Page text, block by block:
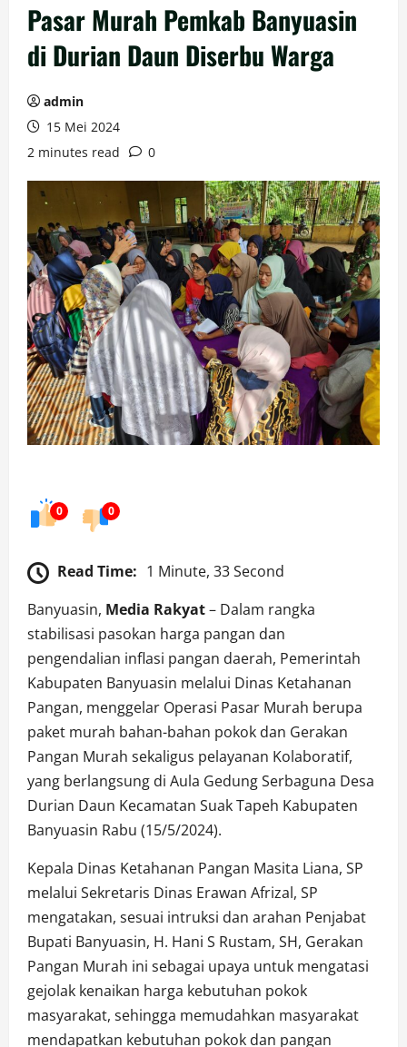
Pasar Murah Pemkab Banyuasin
di Durian Daun Diserbu Warga
admin
15 Mei 2024
2 minutes read
0
0 0
Read Time: 1 Minute, 33 Second
Banyuasin, Media Rakyat– Dalam rangka
stabilisasi pasokan harga pangan dan
pengendalian inflasi pangan daerah, Pemerintah
Kabupaten Banyuasin melalui Dinas Ketahanan
Pangan, menggelar Operasi Pasar Murah berupa
paket murah bahan-bahan pokok dan Gerakan
Pangan Murah sekaligus pelayanan Kolaboratif,
yang berlangsung di Aula Gedung Serbaguna Desa
Durian Daun Kecamatan Suak Tapeh Kabupaten
Banyuasin Rabu (15/5/2024).
Kepala Dinas Ketahanan Pangan Masita Liana, SP
melalui Sekretaris Dinas Erawan Afrizal, SP
mengatakan, sesuai intruksi dan arahan Penjabat
Bupati Banyuasin, H. Hani S Rustam, SH, Gerakan
Pangan Murah ini sebagai upaya untuk mengatasi
gejolak kenaikan harga kebutuhan pokok
masyarakat, sehingga memudahkan masyarakat
mendapatkan kebutuhan pokok dan pangan